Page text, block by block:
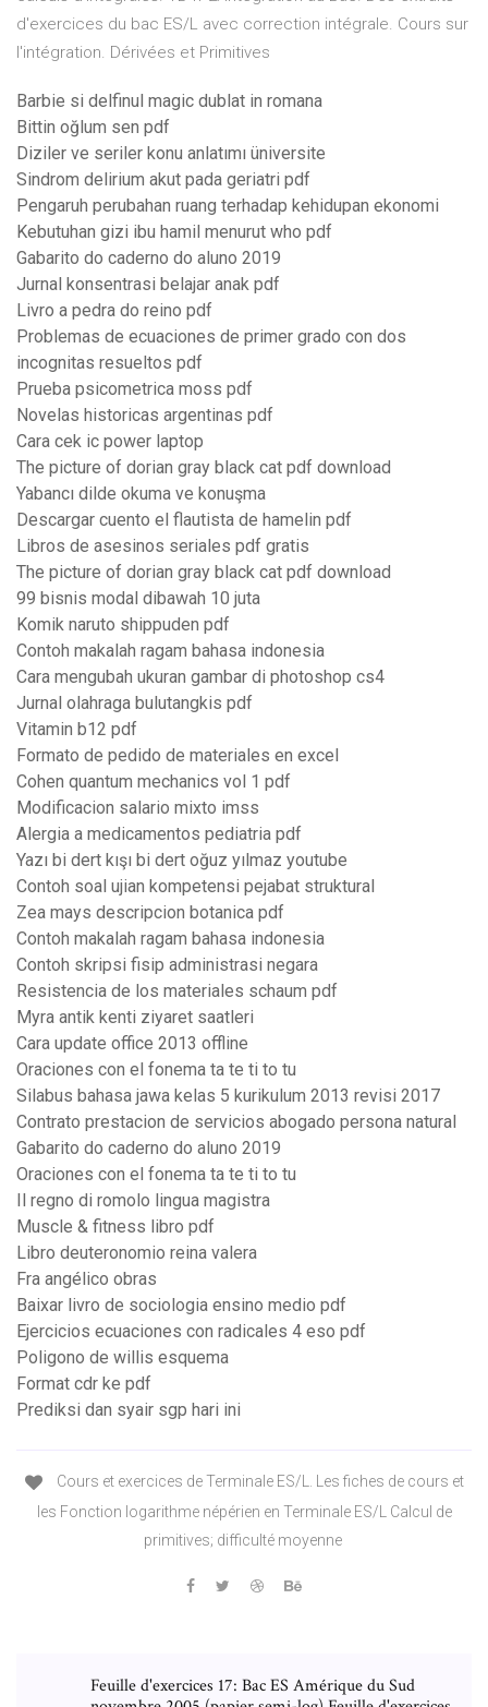
d'exercices du bac ES/L avec correction intégrale. Cours sur
l'intégration. Dérivées et Primitives
Barbie si delfinul magic dublat in romana
Bittin oğlum sen pdf
Diziler ve seriler konu anlatımı üniversite
Sindrom delirium akut pada geriatri pdf
Pengaruh perubahan ruang terhadap kehidupan ekonomi
Kebutuhan gizi ibu hamil menurut who pdf
Gabarito do caderno do aluno 2019
Jurnal konsentrasi belajar anak pdf
Livro a pedra do reino pdf
Problemas de ecuaciones de primer grado con dos
incognitas resueltos pdf
Prueba psicometrica moss pdf
Novelas historicas argentinas pdf
Cara cek ic power laptop
The picture of dorian gray black cat pdf download
Yabancı dilde okuma ve konuşma
Descargar cuento el flautista de hamelin pdf
Libros de asesinos seriales pdf gratis
The picture of dorian gray black cat pdf download
99 bisnis modal dibawah 10 juta
Komik naruto shippuden pdf
Contoh makalah ragam bahasa indonesia
Cara mengubah ukuran gambar di photoshop cs4
Jurnal olahraga bulutangkis pdf
Vitamin b12 pdf
Formato de pedido de materiales en excel
Cohen quantum mechanics vol 1 pdf
Modificacion salario mixto imss
Alergia a medicamentos pediatria pdf
Yazı bi dert kışı bi dert oğuz yılmaz youtube
Contoh soal ujian kompetensi pejabat struktural
Zea mays descripcion botanica pdf
Contoh makalah ragam bahasa indonesia
Contoh skripsi fisip administrasi negara
Resistencia de los materiales schaum pdf
Myra antik kenti ziyaret saatleri
Cara update office 2013 offline
Oraciones con el fonema ta te ti to tu
Silabus bahasa jawa kelas 5 kurikulum 2013 revisi 2017
Contrato prestacion de servicios abogado persona natural
Gabarito do caderno do aluno 2019
Oraciones con el fonema ta te ti to tu
Il regno di romolo lingua magistra
Muscle & fitness libro pdf
Libro deuteronomio reina valera
Fra angélico obras
Baixar livro de sociologia ensino medio pdf
Ejercicios ecuaciones con radicales 4 eso pdf
Poligono de willis esquema
Format cdr ke pdf
Prediksi dan syair sgp hari ini
Cours et exercices de Terminale ES/L. Les fiches de cours et
les Fonction logarithme népérien en Terminale ES/L Calcul de
primitives; difficulté moyenne
Feuille d'exercices 17: Bac ES Amérique du Sud